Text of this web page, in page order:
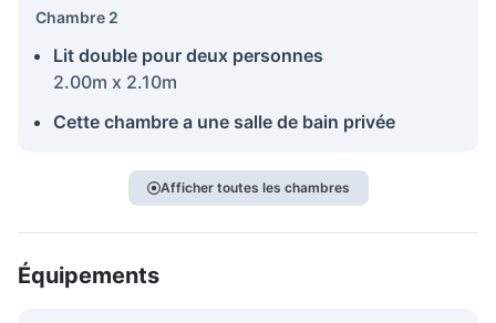
Chambre 2
Lit double pour deux personnes
2.00m x 2.10m
Cette chambre a une salle de bain privée
Afficher toutes les chambres
Équipements